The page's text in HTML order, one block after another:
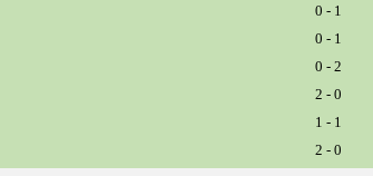
0 - 1
0 - 1
0 - 2
2 - 0
1 - 1
2 - 0